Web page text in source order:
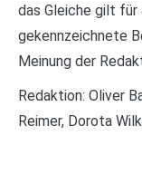
das Gleiche gilt für
gekennzeichnete
Meinung der
Redaktion: Oliver
Reimer, Dorota